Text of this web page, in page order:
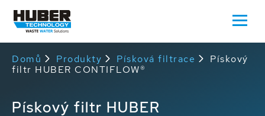
Domů Produkty Písková filtrace
Pískový
filtr HUBER CONTIFLOW®
Pískový filtr HUBER